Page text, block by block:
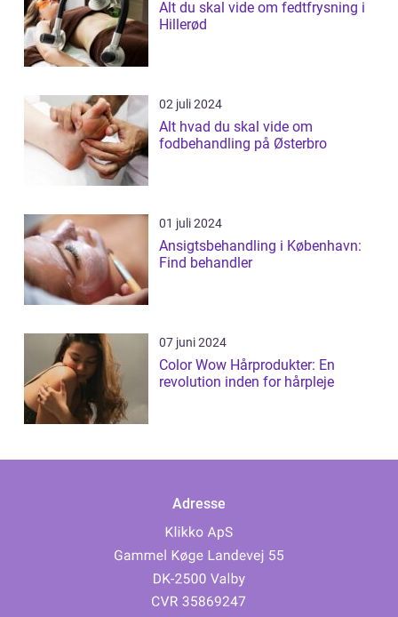
Alt du skal vide om fedtfrysning i
Hillerød
02 juli 2024
Alt hvad du skal vide om
fodbehandling på Østerbro
01 juli 2024
Ansigtsbehandling i København:
Find behandler
07 juni 2024
Color Wow Hårprodukter: En
revolution inden for hårpleje
Adresse